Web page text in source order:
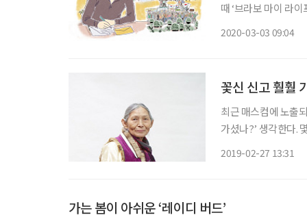
때 ‘브라보 마이 라
2020-03-03 09:04
꽃신 신고 훨훨
최근 매스컴에 노출
가셨나?’ 생각한다.
2019-02-27 13:31
가는 봄이 아쉬운 ‘레이디 버드’